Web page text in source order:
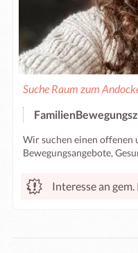
Suche Raum zum
Wir suchen einen
Bewegungsangebote,
Interesse an